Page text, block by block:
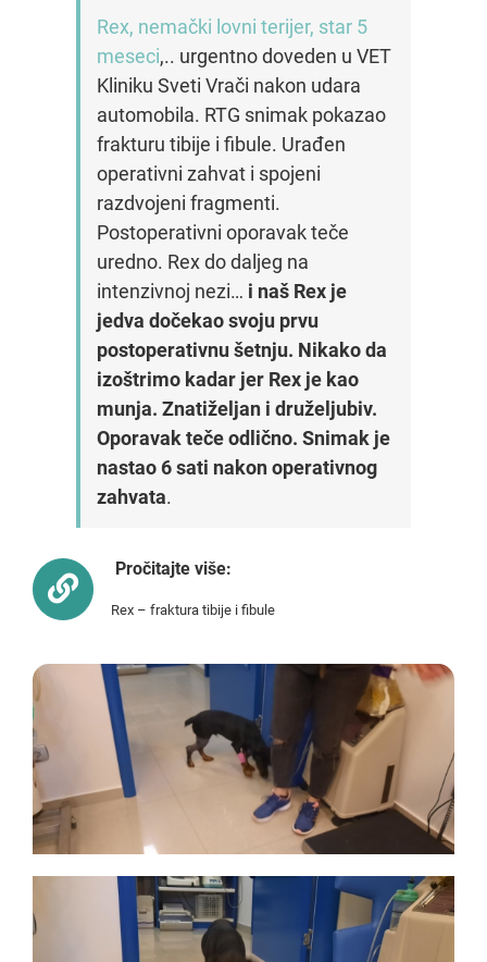
Rex, nemački lovni terijer, star 5
meseci,.. urgentno doveden u VET
Kliniku Sveti Vrači nakon udara
automobila. RTG snimak pokazao
frakturu tibije i fibule. Urađen
operativni zahvat i spojeni
razdvojeni fragmenti.
Postoperativni oporavak teče
uredno. Rex do daljeg na
intenzivnoj nezi… i naš Rex je
jedva dočekao svoju prvu
postoperativnu šetnju. Nikako da
izoštrimo kadar jer Rex je kao
munja. Znatiželjan i druželjubiv.
Oporavak teče odlično. Snimak je
nastao 6 sati nakon operativnog
zahvata.
Pročitajte više:
Rex – fraktura tibije i fibule